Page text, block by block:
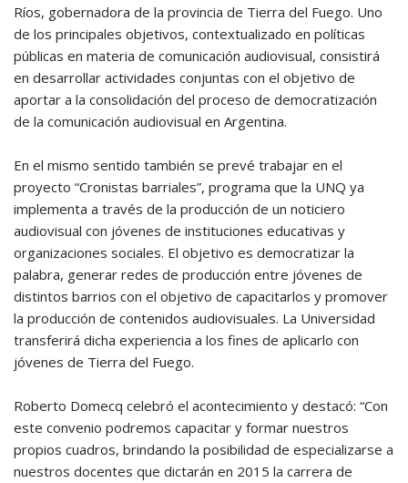
Ríos, gobernadora de la provincia de Tierra del Fuego. Uno
de los principales objetivos, contextualizado en políticas
públicas en materia de comunicación audiovisual, consistirá
en desarrollar actividades conjuntas con el objetivo de
aportar a la consolidación del proceso de democratización
de la comunicación audiovisual en Argentina.
En el mismo sentido también se prevé trabajar en el
proyecto “Cronistas barriales”, programa que la UNQ ya
implementa a través de la producción de un noticiero
audiovisual con jóvenes de instituciones educativas y
organizaciones sociales. El objetivo es democratizar la
palabra, generar redes de producción entre jóvenes de
distintos barrios con el objetivo de capacitarlos y promover
la producción de contenidos audiovisuales. La Universidad
transferirá dicha experiencia a los fines de aplicarlo con
jóvenes de Tierra del Fuego.
Roberto Domecq celebró el acontecimiento y destacó: “Con
este convenio podremos capacitar y formar nuestros
propios cuadros, brindando la posibilidad de especializarse a
nuestros docentes que dictarán en 2015 la carrera de